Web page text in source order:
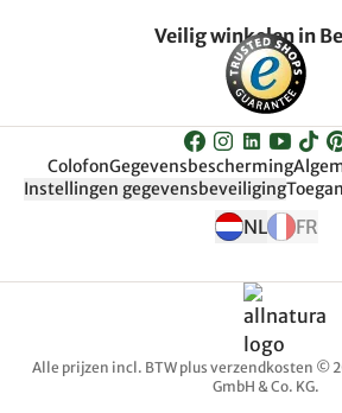
Veilig winkelen in
ColofonGegevensbescherming
Instellingen gegevensbeveiliging
NL FR
Alle prijzen incl. BTW plus verzendkosten ©
GmbH & Co. KG.